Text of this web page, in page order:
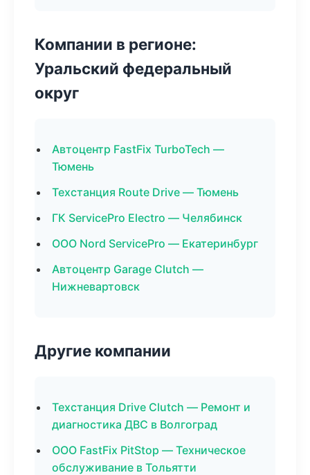
Компании в регионе:
Уральский федеральный
округ
Автоцентр FastFix TurboTech —
Тюмень
Техстанция Route Drive — Тюмень
ГК ServicePro Electro — Челябинск
ООО Nord ServicePro — Екатеринбург
Автоцентр Garage Clutch —
Нижневартовск
Другие компании
Техстанция Drive Clutch — Ремонт и
диагностика ДВС в Волгоград
ООО FastFix PitStop — Техническое
обслуживание в Тольятти